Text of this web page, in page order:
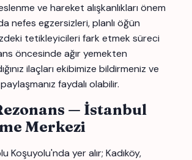
ve hareket alışkanlıkları önem
nefes egzersizleri, planlı öğün
tetikleyicileri fark etmek süreci
öncesinde ağır yemekten
ilaçları ekibimize bildirmeniz ve
faydalı olabilir.
— İstanbul
Merkezi
Koşuyolu'nda yer alır; Kadıköy,